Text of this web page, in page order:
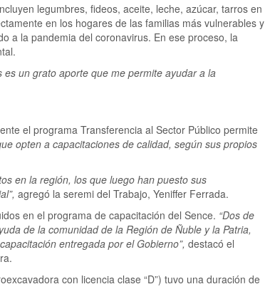
legumbres, fideos, aceite, leche, azúcar, tarros en
en los hogares de las familias más vulnerables y
a la pandemia del coronavirus. En ese proceso, la
un grato aporte que me permite ayudar a la
el programa Transferencia al Sector Público permite
opten a capacitaciones de calidad, según sus propios
en la región, los que luego han puesto sus
agregó la seremi del Trabajo, Yeniffer Ferrada.
en el programa de capacitación del Sence. “Dos de
de la comunidad de la Región de Ñuble y la Patria,
entregada por el Gobierno”, destacó el
con licencia clase “D”) tuvo una duración de